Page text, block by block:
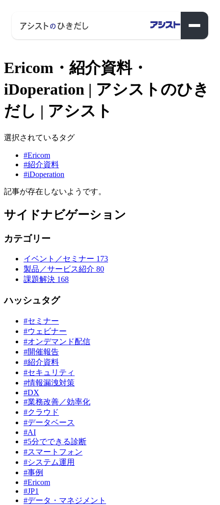
Ericom・紹介資料・
iDoperation | アシストのひき
だし | アシスト
選択されているタグ
#Ericom
#紹介資料
#iDoperation
記事が存在しないようです。
サイドナビゲーション
カテゴリー
イベント／セミナー 173
製品／サービス紹介 80
課題解決 168
ハッシュタグ
#セミナー
#ウェビナー
#オンデマンド配信
#開催報告
#紹介資料
#セキュリティ
#情報漏洩対策
#DX
#業務改善／効率化
#クラウド
#データベース
#AI
#5分でできる診断
#スマートフォン
#システム運用
#事例
#Ericom
#JP1
#データ・マネジメント